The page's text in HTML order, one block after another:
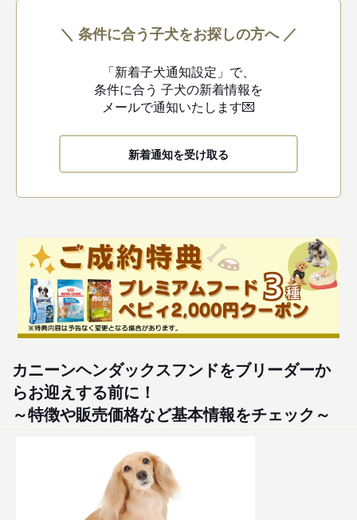
＼ 条件に合う子犬をお探しの方へ ／
「新着子犬通知設定」で、
条件に合う 子犬の新着情報を
メールで通知いたします💌
新着通知を受け取る
カニーンヘンダックスフンドをブリーダーか
らお迎えする前に！
～特徴や販売価格など基本情報をチェック～